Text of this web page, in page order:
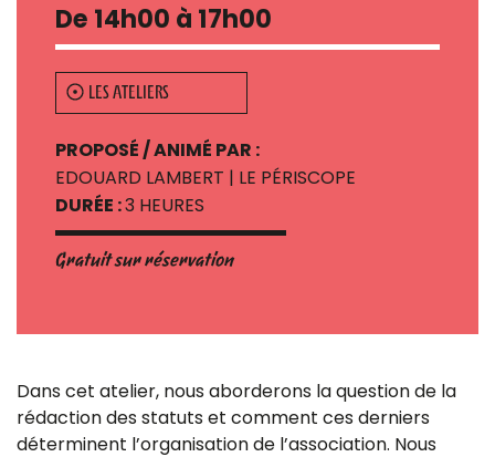
De 14h00 à 17h00
LES ATELIERS
PROPOSÉ / ANIMÉ PAR :
EDOUARD LAMBERT | LE PÉRISCOPE
DURÉE :3 HEURES
Gratuit sur réservation
Dans cet atelier, nous aborderons la question de la
rédaction des statuts et comment ces derniers
déterminent l’organisation de l’association. Nous